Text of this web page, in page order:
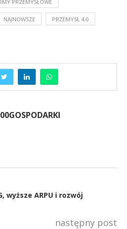
PRZEMYSŁOWE
NAJNOWSZE PRZEMYSŁ 4.0
wyższe ARPU i rozwój
następny post